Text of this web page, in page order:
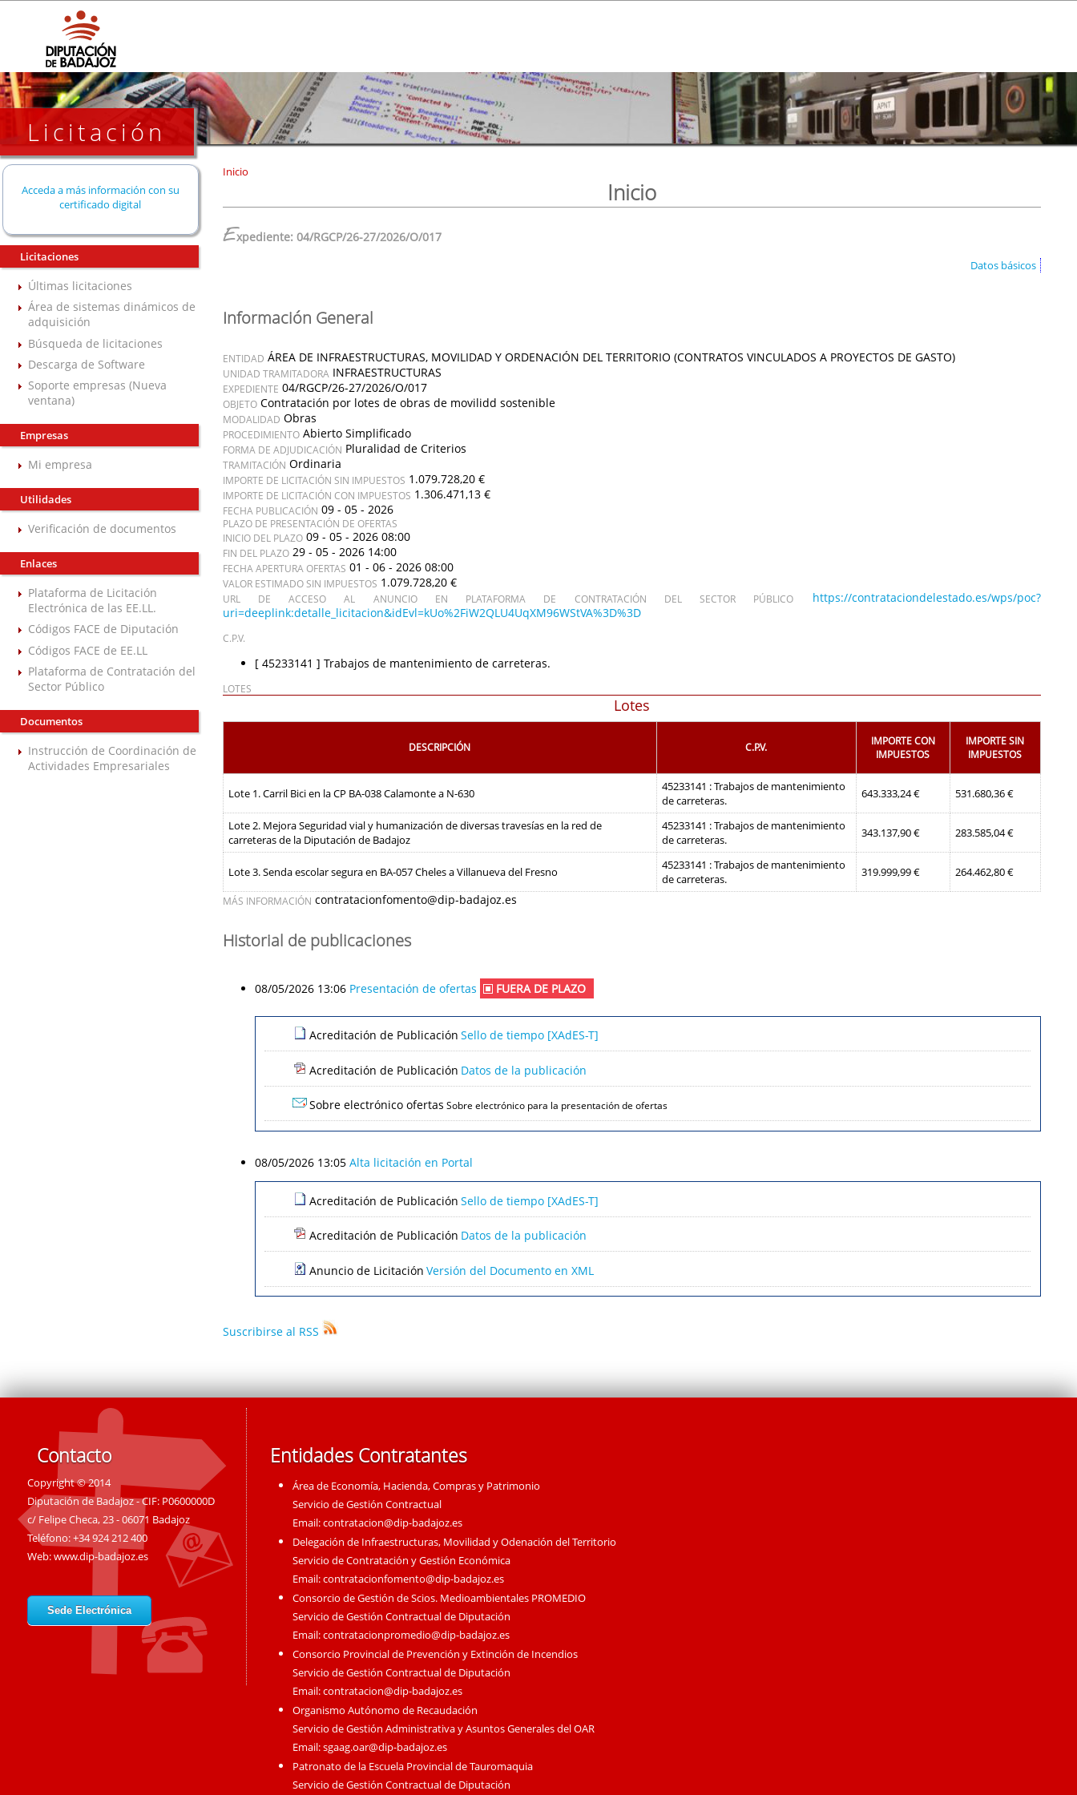
Licitación
Acceda a más información con su
certificado digital
Licitaciones
Últimas licitaciones
Área de sistemas dinámicos de
adquisición
Búsqueda de licitaciones
Descarga de Software
Soporte empresas (Nueva
ventana)
Empresas
Mi empresa
Utilidades
Verificación de documentos
Enlaces
Plataforma de Licitación
Electrónica de las EE.LL.
Códigos FACE de Diputación
Códigos FACE de EE.LL
Plataforma de Contratación del
Sector Público
Documentos
Instrucción de Coordinación de
Actividades Empresariales
Inicio
Inicio
Expediente: 04/RGCP/26-27/2026/O/017
Datos básicos
Información General
ENTIDAD ÁREA DE INFRAESTRUCTURAS, MOVILIDAD Y ORDENACIÓN DEL TERRITORIO (CONTRATOS VINCULADOS A PROYECTOS DE GASTO)
UNIDAD TRAMITADORA INFRAESTRUCTURAS
EXPEDIENTE 04/RGCP/26-27/2026/O/017
OBJETO Contratación por lotes de obras de movilidd sostenible
MODALIDAD Obras
PROCEDIMIENTO Abierto Simplificado
FORMA DE ADJUDICACIÓN Pluralidad de Criterios
TRAMITACIÓN Ordinaria
IMPORTE DE LICITACIÓN SIN IMPUESTOS 1.079.728,20 €
IMPORTE DE LICITACIÓN CON IMPUESTOS 1.306.471,13 €
FECHA PUBLICACIÓN 09 - 05 - 2026
PLAZO DE PRESENTACIÓN DE OFERTAS
INICIO DEL PLAZO 09 - 05 - 2026 08:00
FIN DEL PLAZO 29 - 05 - 2026 14:00
FECHA APERTURA OFERTAS 01 - 06 - 2026 08:00
VALOR ESTIMADO SIN IMPUESTOS 1.079.728,20 €
URL DE ACCESO AL ANUNCIO EN PLATAFORMA DE CONTRATACIÓN DEL SECTOR PÚBLICO
https://contrataciondelestado.es/wps/poc?
uri=deeplink:detalle_licitacion&idEvl=kUo%2FiW2QLU4UqXM96WStVA%3D%3D
C.P.V.
[ 45233141 ] Trabajos de mantenimiento de carreteras.
LOTES
Lotes
DESCRIPCIÓN C.P.V.
IMPORTE CON
IMPUESTOS
IMPORTE SIN
IMPUESTOS
Lote 1. Carril Bici en la CP BA-038 Calamonte a N-630
45233141 : Trabajos de mantenimiento
de carreteras.
643.333,24 € 531.680,36 €
Lote 2. Mejora Seguridad vial y humanización de diversas travesías en la red de
carreteras de la Diputación de Badajoz
45233141 : Trabajos de mantenimiento
de carreteras.
343.137,90 € 283.585,04 €
Lote 3. Senda escolar segura en BA-057 Cheles a Villanueva del Fresno
45233141 : Trabajos de mantenimiento
de carreteras.
319.999,99 € 264.462,80 €
MÁS INFORMACIÓN contratacionfomento@dip-badajoz.es
Historial de publicaciones
08/05/2026 13:06 Presentación de ofertas FUERA DE PLAZO
Acreditación de Publicación Sello de tiempo [XAdES-T]
Acreditación de Publicación Datos de la publicación
Sobre electrónico ofertas Sobre electrónico para la presentación de ofertas
08/05/2026 13:05 Alta licitación en Portal
Acreditación de Publicación Sello de tiempo [XAdES-T]
Acreditación de Publicación Datos de la publicación
Anuncio de Licitación Versión del Documento en XML
Suscribirse al RSS
Contacto
Copyright © 2014
Diputación de Badajoz - CIF: P0600000D
c/ Felipe Checa, 23 - 06071 Badajoz
Teléfono: +34 924 212 400
Web:www.dip-badajoz.es
Sede Electrónica
Entidades Contratantes
Área de Economía, Hacienda, Compras y Patrimonio
Servicio de Gestión Contractual
Email:contratacion@dip-badajoz.es
Delegación de Infraestructuras, Movilidad y Odenación del Territorio
Servicio de Contratación y Gestión Económica
Email:contratacionfomento@dip-badajoz.es
Consorcio de Gestión de Scios. Medioambientales PROMEDIO
Servicio de Gestión Contractual de Diputación
Email:contratacionpromedio@dip-badajoz.es
Consorcio Provincial de Prevención y Extinción de Incendios
Servicio de Gestión Contractual de Diputación
Email:contratacion@dip-badajoz.es
Organismo Autónomo de Recaudación
Servicio de Gestión Administrativa y Asuntos Generales del OAR
Email:sgaag.oar@dip-badajoz.es
Patronato de la Escuela Provincial de Tauromaquia
Servicio de Gestión Contractual de Diputación